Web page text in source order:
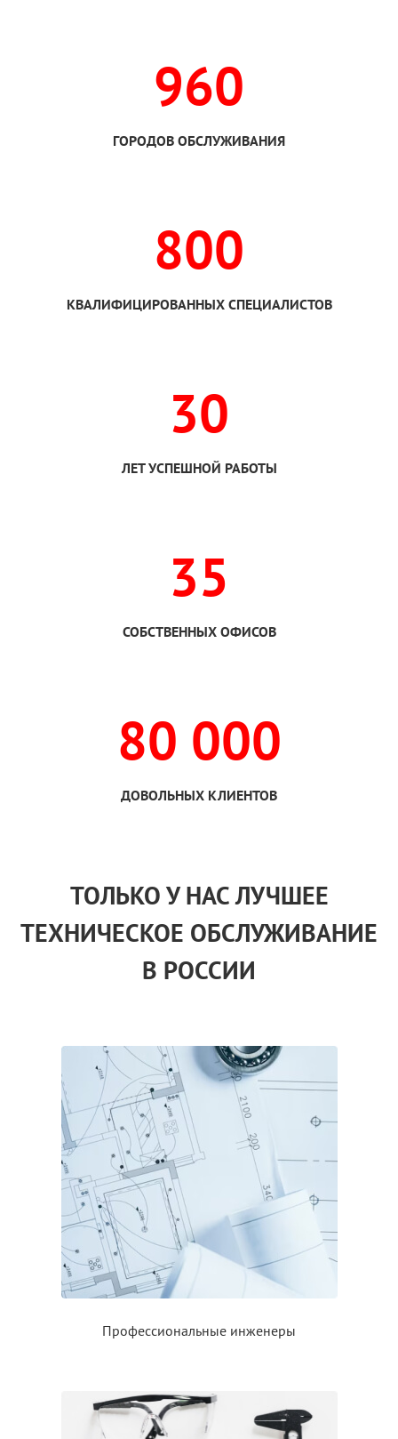
960
ГОРОДОВ ОБСЛУЖИВАНИЯ
800
КВАЛИФИЦИРОВАННЫХ СПЕЦИАЛИСТОВ
30
ЛЕТ УСПЕШНОЙ РАБОТЫ
35
СОБСТВЕННЫХ ОФИСОВ
80 000
ДОВОЛЬНЫХ КЛИЕНТОВ
ТОЛЬКОУ НАСЛУЧШЕЕ
ТЕХНИЧЕСКОЕ ОБСЛУЖИВАНИЕ
В РОССИИ
Профессиональные инженеры